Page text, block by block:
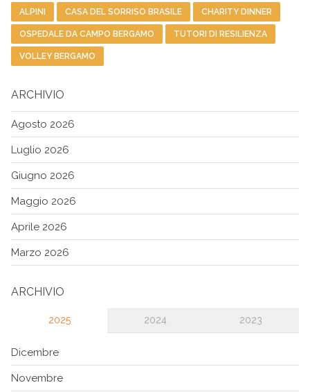
ALPINI CASA DEL SORRISO BRASILE CHARITY DINNER
OSPEDALE DA CAMPO BERGAMO TUTORI DI RESILIENZA
VOLLEY BERGAMO
ARCHIVIO
Agosto 2026
Luglio 2026
Giugno 2026
Maggio 2026
Aprile 2026
Marzo 2026
ARCHIVIO
2025 2024 2023
Dicembre
Novembre